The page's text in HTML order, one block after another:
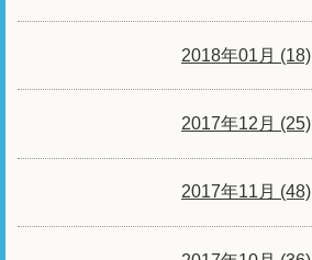
2018年01月 (18)
2017年12月 (25)
2017年11月 (48)